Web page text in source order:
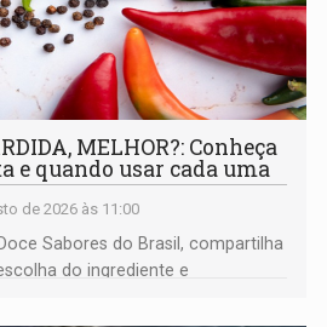
MELHOR?: Conheça
e quando usar cada uma
de 2026 às 11:00
Sabores do Brasil, compartilha
do ingrediente e